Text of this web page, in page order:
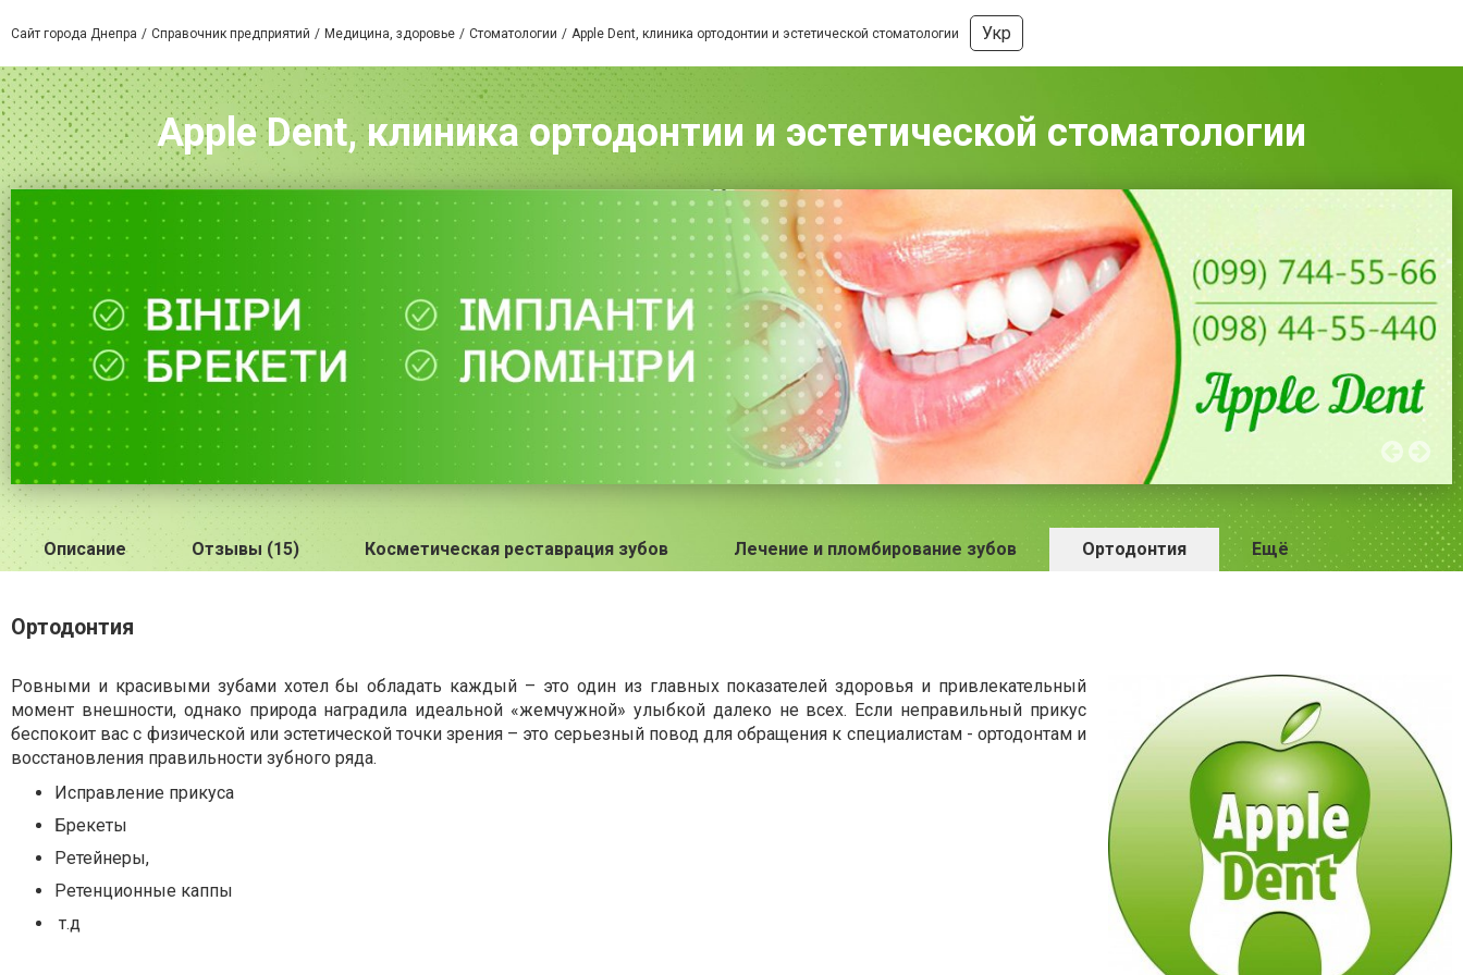
Сайт города Днепра Справочник предприятий Медицина, здоровье Стоматологии Apple Dent, клиника ортодонтии и эстетической стоматологии Укр
Apple Dent, клиника ортодонтии и эстетической стоматологии
Описание Отзывы (15) Косметическая реставрация зубов Лечение и пломбирование зубов Ортодонтия Ещё
Ортодонтия
Ровными и красивыми зубами хотел бы обладать каждый – это один из главных показателей здоровья и привлекательный
момент внешности, однако природа наградила идеальной «жемчужной» улыбкой далеко не всех. Если неправильный прикус
беспокоит вас с физической или эстетической точки зрения – это серьезный повод для обращения к специалистам - ортодонтам и
восстановления правильности зубного ряда.
Исправление прикуса
Брекеты
Ретейнеры,
Ретенционные каппы
т.д